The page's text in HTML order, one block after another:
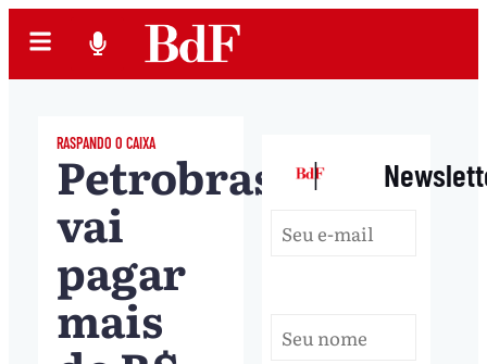
RASPANDO O CAIXA
Petrobras
vai
pagar
mais
|